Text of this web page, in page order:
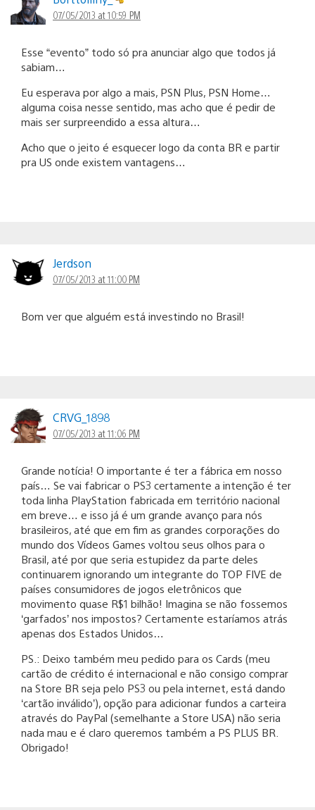
07/05/2013 at 10:59 PM
Esse “evento” todo só pra anunciar algo que todos já
sabiam…
Eu esperava por algo a mais, PSN Plus, PSN Home…
alguma coisa nesse sentido, mas acho que é pedir de
mais ser surpreendido a essa altura…
Acho que o jeito é esquecer logo da conta BR e partir
pra US onde existem vantagens…
Jerdson
07/05/2013 at 11:00 PM
Bom ver que alguém está investindo no Brasil!
CRVG_1898
07/05/2013 at 11:06 PM
Grande notícia! O importante é ter a fábrica em nosso
país… Se vai fabricar o PS3 certamente a intenção é ter
toda linha PlayStation fabricada em território nacional
em breve… e isso já é um grande avanço para nós
brasileiros, até que em fim as grandes corporações do
mundo dos Vídeos Games voltou seus olhos para o
Brasil, até por que seria estupidez da parte deles
continuarem ignorando um integrante do TOP FIVE de
países consumidores de jogos eletrônicos que
movimento quase R$1 bilhão! Imagina se não fossemos
‘garfados’ nos impostos? Certamente estaríamos atrás
apenas dos Estados Unidos…
PS.: Deixo também meu pedido para os Cards (meu
cartão de crédito é internacional e não consigo comprar
na Store BR seja pelo PS3 ou pela internet, está dando
‘cartão inválido’), opção para adicionar fundos a carteira
através do PayPal (semelhante a Store USA) não seria
nada mau e é claro queremos também a PS PLUS BR.
Obrigado!